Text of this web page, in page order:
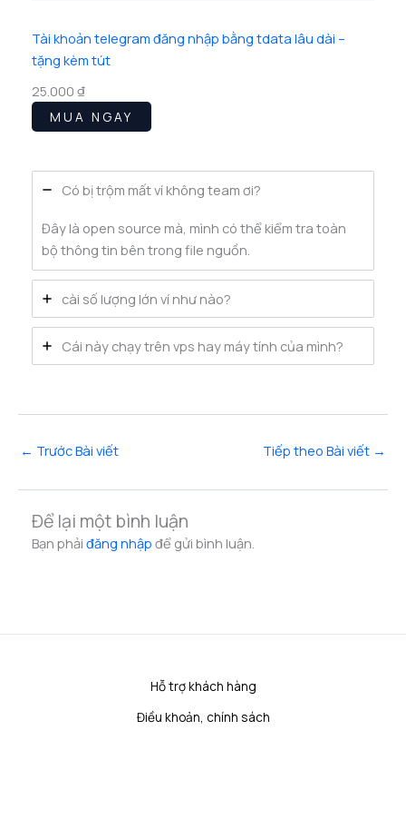
Tài khoản telegram đăng nhập bằng tdata lâu dài –
tặng kèm tút
25.000 ₫
MUA NGAY
Có bị trộm mất ví không team ơi?
Đây là open source mà, mình có thể kiểm tra toàn
bộ thông tin bên trong file nguồn.
cài số lượng lớn ví như nào?
Cái này chạy trên vps hay máy tính của mình?
← Trước Bài viết Tiếp theo Bài viết →
Để lại một bình luận
Bạn phải đăng nhập để gửi bình luận.
Hỗ trợ khách hàng
Điều khoản, chính sách